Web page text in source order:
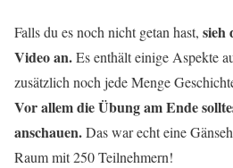
Falls du es noch nicht getan hast, sieh
Video an.Es enthält einige Aspekte
zusätzlich noch jede Menge
Vor allem die Übung am Ende
anschauen.Das war echt eine
Raum mit 250 Teilnehmern!